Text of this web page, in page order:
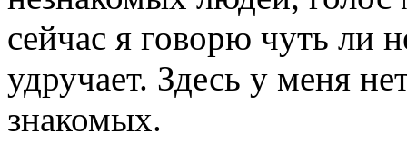
сейчас я говорю чуть ли
удручает. Здесь у меня
знакомых.